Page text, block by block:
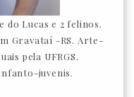
do Lucas e 2 felinos.
Gravataí -RS. Arte-
pela UFRGS.
juvenis.